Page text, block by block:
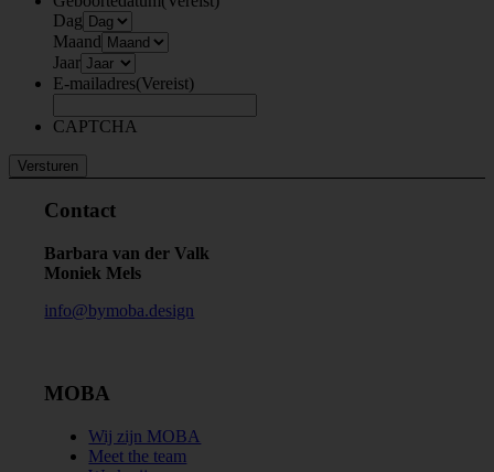
Dag
Maand
Jaar
E-mailadres(Vereist)
CAPTCHA
Contact
Barbara van der Valk
Moniek Mels
info@bymoba.design
MOBA
Wij zijn MOBA
Meet the team